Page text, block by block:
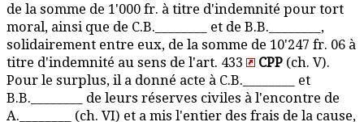
de la somme de 1'000 fr. à titre d'indemnité pour tort
moral, ainsi que de C.B.________ et de B.B.________,
solidairement entre eux, de la somme de 10'247 fr. 06 à
titre d'indemnité au sens de l'art. 433
CPP (ch. V).
Pour le surplus, il a donné acte à C.B.________ et
B.B.________ de leurs réserves civiles à l'encontre de
A.________ (ch. VI) et a mis l'entier des frais de la cause,